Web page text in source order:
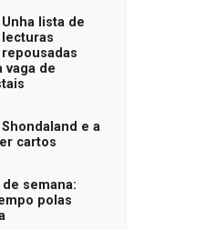
Unha lista de
lecturas
repousadas
vaga de
Shondaland e a
cartos
semana:
polas